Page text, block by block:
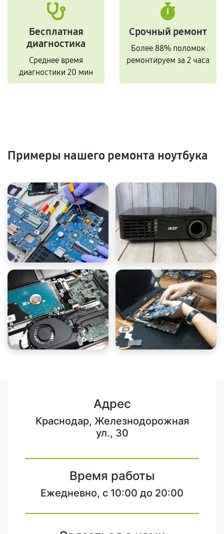
Бесплатная
диагностика
Среднее время
диагностики 20 мин
Срочный ремонт
Более 88% поломок
ремонтируем за 2 часа
Примеры нашего ремонта ноутбука
Адрес
Краснодар, Железнодорожная
ул., 30
Время работы
Ежедневно, с 10:00 до 20:00